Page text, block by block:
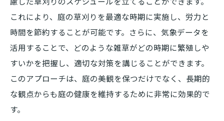
これにより、庭の草刈りを最適な時期に実施し、労力と
時間を節約することが可能です。さらに、気象データを
活用することで、どのような雑草がどの時期に繁殖しや
すいかを把握し、適切な対策を講じることができます。
このアプローチは、庭の美観を保つだけでなく、長期的
な観点からも庭の健康を維持するために非常に効果的で
す。